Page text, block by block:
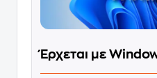
Έρχεται με